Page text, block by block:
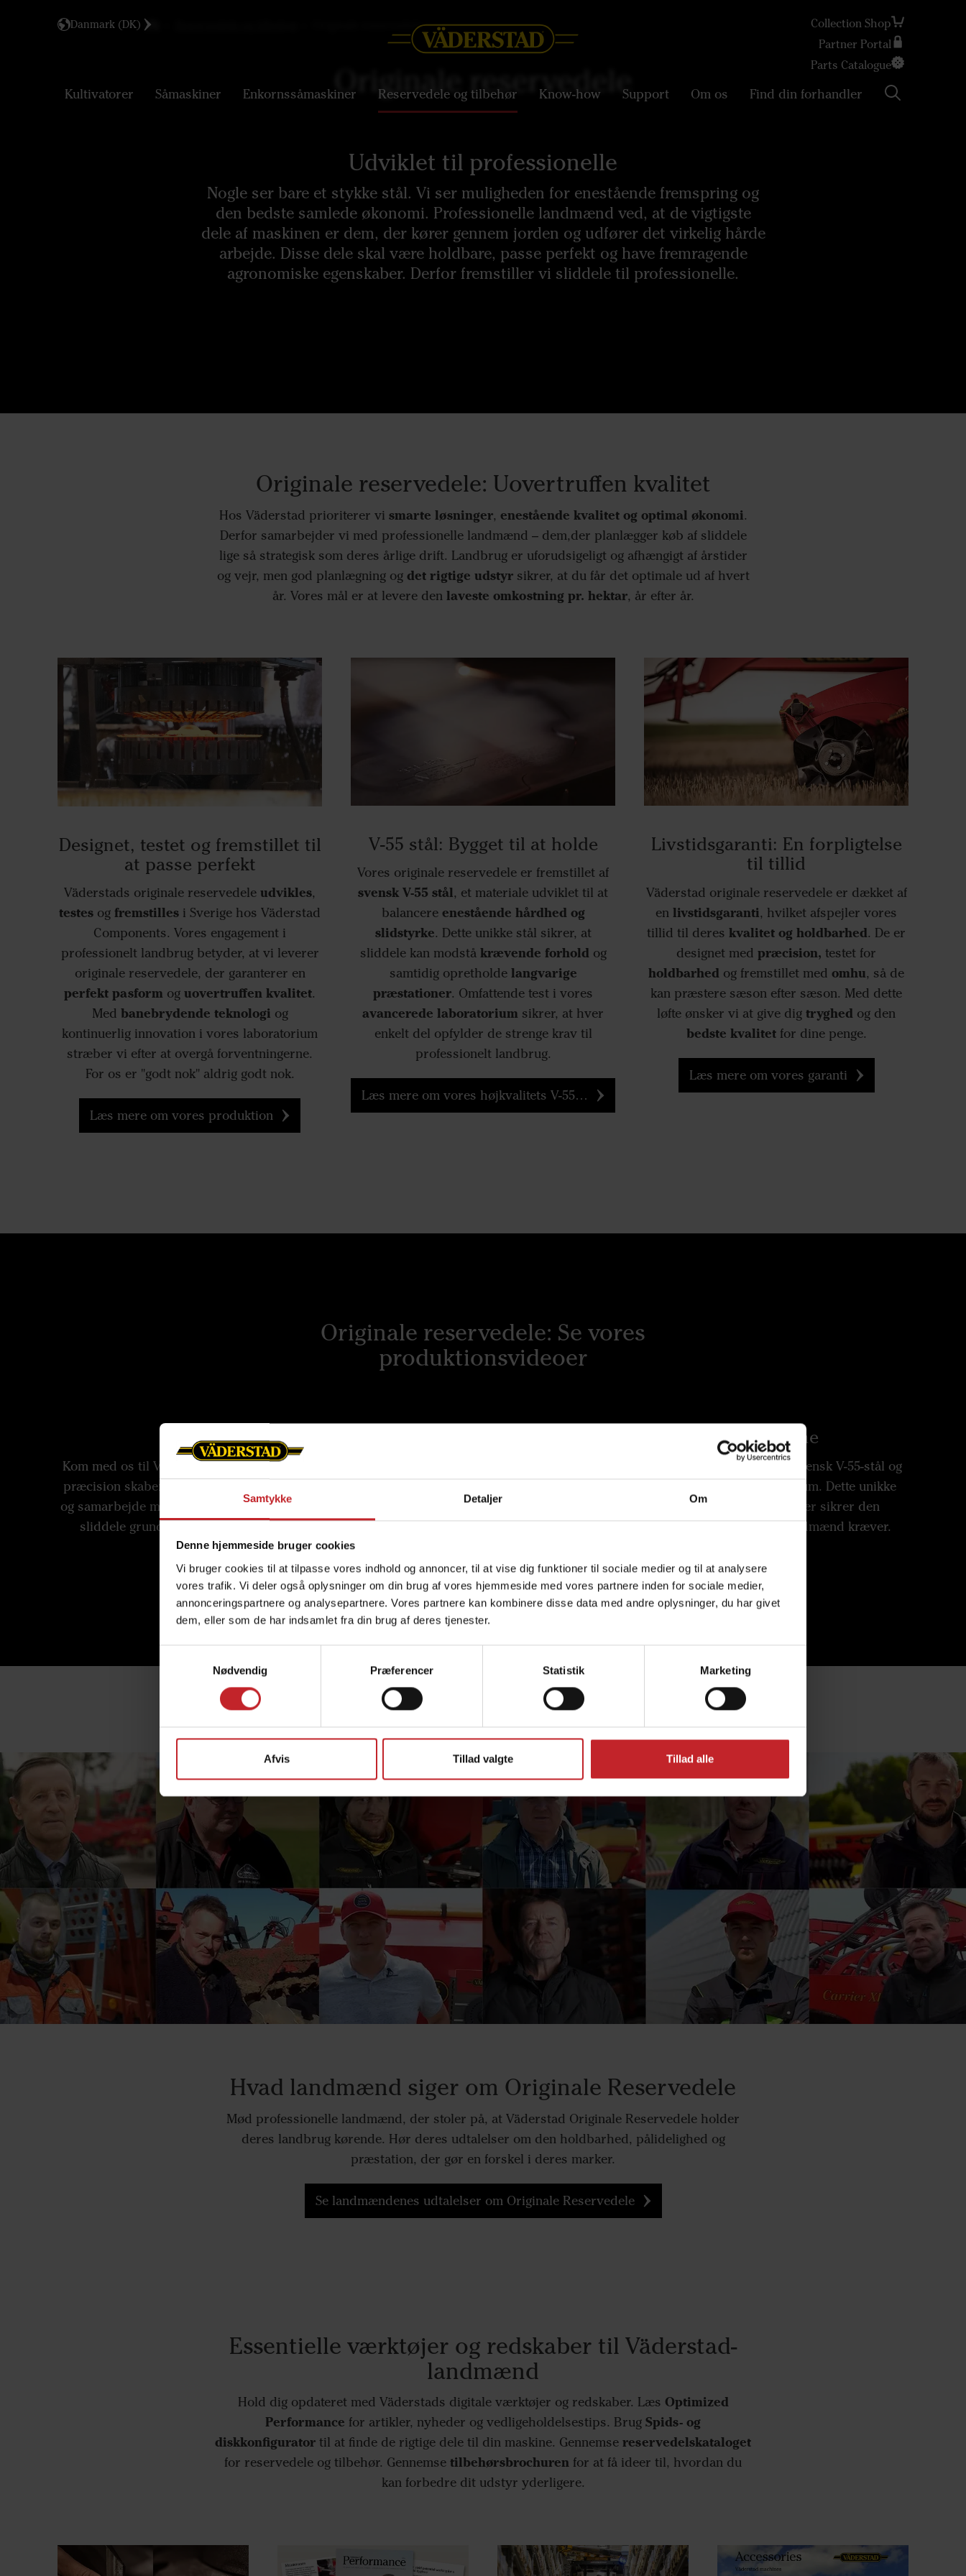
Samtykke Detaljer Om
Denne hjemmeside bruger cookies
Vi bruger cookies til at tilpasse vores indhold og annoncer, til at vise dig funktioner til sociale medier og til at analysere
vores trafik. Vi deler også oplysninger om din brug af vores hjemmeside med vores partnere inden for sociale medier,
annonceringspartnere og analysepartnere. Vores partnere kan kombinere disse data med andre oplysninger, du har givet
dem, eller som de har indsamlet fra din brug af deres tjenester.
Nødvendig
Præferencer Statistik Marketing
Afvis Tillad valgte Tillad alle
Danmark (DK)
Collection Shop
Partner Portal
Parts Catalogue
Kultivatorer Såmaskiner Enkornssåmaskiner Reservedele og tilbehør Know-how Support Om os Find din forhandler
Originale reservedele
Originale reservedele
Udviklet til professionelle
Nogle ser bare et stykke stål. Vi ser muligheden for enestående fremspring og
den bedste samlede økonomi. Professionelle landmænd ved, at de vigtigste
dele af maskinen er dem, der kører gennem jorden og udfører det virkelig hårde
arbejde. Disse dele skal være holdbare, passe perfekt og have fremragende
agronomiske egenskaber. Derfor fremstiller vi sliddele til professionelle.
Originale reservedele: Uovertruffen kvalitet
Hos Väderstad prioriterer vi smarte løsninger, enestående kvalitet og optimal økonomi.
Derfor samarbejder vi med professionelle landmænd – dem,der planlægger køb af sliddele
lige så strategisk som deres årlige drift. Landbrug er uforudsigeligt og afhængigt af årstider
og vejr, men god planlægning og det rigtige udstyrsikrer, at du får det optimale ud af hvert
år. Vores mål er at levere den laveste omkostning pr. hektar, år efter år.
Designet, testet og fremstillet til
at passe perfekt
Väderstads originale reservedele udvikles,
testes og fremstilles i Sverige hos Väderstad
Components. Vores engagement i
professionelt landbrug betyder, at vi leverer
originale reservedele, der garanterer en
perfekt pasform og uovertruffen kvalitet.
Med banebrydende teknologi og
kontinuerlig innovation i vores laboratorium
stræber vi efter at overgå forventningerne.
For os er "godt nok" aldrig godt nok.
Læs mere om vores produktion
V-55 stål: Bygget til at holde
Vores originale reservedele er fremstillet af
svensk V-55 stål, et materiale udviklet til at
balancere enestående hårdhed og
slidstyrke. Dette unikke stål sikrer, at
sliddele kan modstå krævende forholdog
samtidig opretholde langvarige
præstationer. Omfattende test i vores
avancerede laboratorium sikrer, at hver
enkelt del opfylder de strenge krav til
professionelt landbrug.
Læs mere om vores højkvalitets V-55-stål
Livstidsgaranti: En forpligtelse
til tillid
Väderstad originale reservedele er dækket af
en livstidsgaranti, hvilket afspejler vores
tillid til deres kvalitet og holdbarhed. De er
designet med præcision, testet for
holdbarhed og fremstillet med omhu, så de
kan præstere sæson efter sæson. Med dette
løfte ønsker vi at give dig tryghed og den
bedste kvalitetfor dine penge.
Læs mere om vores garanti
Originale reservedele: Se vores
produktionsvideoer
Ikke bare et stykke stål
Kom med os til Väderstad Components, fabrikken hvor innovation og
præcision skaber originale reservedele. Ved hjælp af svensk V55-stål
og samarbejde med landmænd designer og tester Väderstad holdbare
sliddele grundigt for at imødekomme kravene fra professionelle
landmænd.
Kvaliteten ligger i detaljerne
Väderstads originale reservedele er fremstillet af svensk V-55-stål og
gennemgår strenge test i et topmoderne laboratorium. Dette unikke
materiale kombineret med omhyggelige processer sikrer den
holdbarhed og præcision, som professionelle landmænd kræver.
Hvad landmænd siger om Originale Reservedele
Mød professionelle landmænd, der stoler på, at Väderstad Originale Reservedele holder
deres landbrug kørende. Hør deres udtalelser om den holdbarhed, pålidelighed og
præstation, der gør en forskel i deres marker.
Se landmændenes udtalelser om Originale Reservedele
Essentielle værktøjer og redskaber til Väderstad-
landmænd
Hold dig opdateret med Väderstads digitale værktøjer og redskaber. Læs Optimized
Performance for artikler, nyheder og vedligeholdelsestips. Brug Spids- og
diskkonfigurator til at finde de rigtige dele til din maskine. Gennemse reservedelskataloget
for reservedele og tilbehør. Gennemse tilbehørsbrochuren for at få ideer til, hvordan du
kan forbedre dit udstyr yderligere.